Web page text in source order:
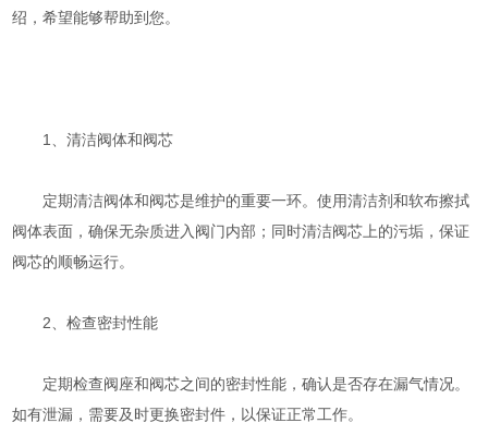
绍，希望能够帮助到您。
1、清洁阀体和阀芯
定期清洁阀体和阀芯是维护的重要一环。使用清洁剂和软布擦拭
阀体表面，确保无杂质进入阀门内部；同时清洁阀芯上的污垢，保证
阀芯的顺畅运行。
2、检查密封性能
定期检查阀座和阀芯之间的密封性能，确认是否存在漏气情况。
如有泄漏，需要及时更换密封件，以保证正常工作。